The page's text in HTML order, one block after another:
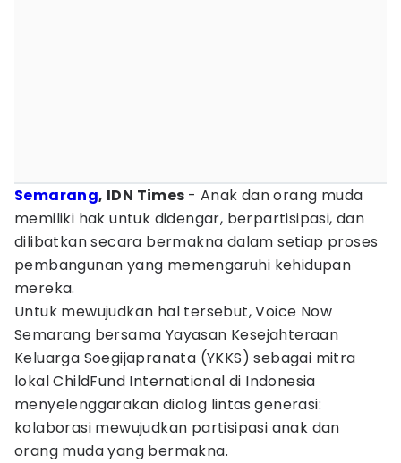
Semarang, IDN Times - Anak dan orang muda
memiliki hak untuk didengar, berpartisipasi, dan
dilibatkan secara bermakna dalam setiap proses
pembangunan yang memengaruhi kehidupan
mereka.
Untuk mewujudkan hal tersebut, Voice Now
Semarang bersama Yayasan Kesejahteraan
Keluarga Soegijapranata (YKKS) sebagai mitra
lokal ChildFund International di Indonesia
menyelenggarakan dialog lintas generasi:
kolaborasi mewujudkan partisipasi anak dan
orang muda yang bermakna.